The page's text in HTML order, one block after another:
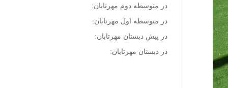
در متوسطه دوم مهرتابان:
در متوسطه اول مهرتابان:
در پیش دبستان مهرتابان:
در دبستان مهرتابان: